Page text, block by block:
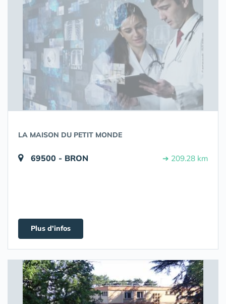
LA MAISON DU PETIT MONDE
69500 - BRON ➔ 209.28 km
Plus d'infos